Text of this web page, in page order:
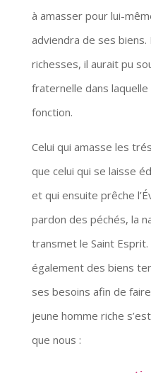
à amasser pour lui-
adviendra de ses
richesses, il aurait pu
fraternelle dans
fonction.
Celui qui amasse les
que celui qui se laisse
et qui ensuite prêche
pardon des péchés, la
transmet le Saint
également des biens
ses besoins afin de
jeune homme riche
que nous :